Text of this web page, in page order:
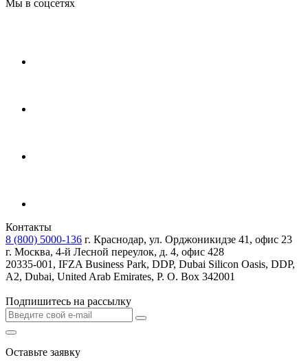
Мы в соцсетях
Контакты
8 (800) 5000-136 г. Краснодар, ул. Орджоникидзе 41, офис 23
г. Москва, 4-й Лесной переулок, д. 4, офис 428
20335-001, IFZA Business Park, DDP, Dubai Silicon Oasis, DDP,
A2, Dubai, United Arab Emirates, P. O. Box 342001
Подпишитесь на рассылку
Оставьте заявку